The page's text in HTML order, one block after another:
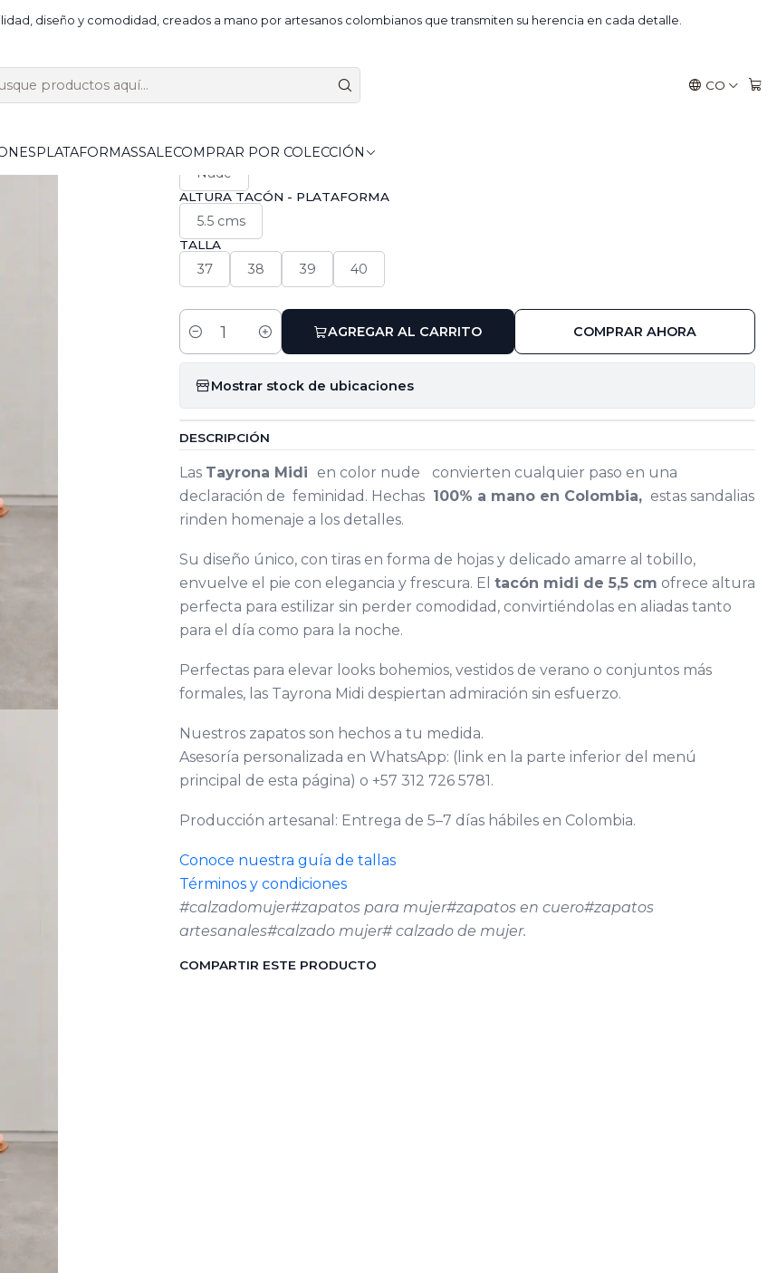
CO
PLATAFORMASSALECOMPRAR POR COLECCIÓN
diseño y comodidad, creados a mano por artesanos colombianos que transmiten su herencia en cada detalle.
colección Colombia Tierra Querida Tayrona Midi - Entrega inmediata
Tayrona Midi - Entrega inmediata
COLOR
Nude
ALTURA TACÓN - PLATAFORMA
5.5 cms
TALLA
37 38 39 40
Cantidad
AGREGAR AL CARRITO COMPRAR AHORA
Mostrar stock de ubicaciones
DESCRIPCIÓN
Las Tayrona Midi en color nude
convierten cualquier paso en una
declaración de feminidad. Hechas 100% a mano en Colombia, estas sandalias
rinden homenaje a los detalles.
Su diseño único, con tiras en forma de hojas y delicado amarre al tobillo,
envuelve el pie con elegancia y frescura. El tacón midi de 5,5 cm ofrece altura
perfecta para estilizar sin perder comodidad, convirtiéndolas en aliadas tanto
para el día como para la noche.
Perfectas para elevar looks bohemios, vestidos de verano o conjuntos más
formales, las Tayrona Midi despiertan admiración sin esfuerzo.
Nuestros zapatos son hechos a tu medida.
Asesoría personalizada en WhatsApp: (link en la parte inferior del menú
principal de esta página) o +57 312 726 5781.
Producción artesanal: Entrega de 5–7 días hábiles en Colombia.
Conoce nuestra guía de tallas
Términos y condiciones
#calzadomujer#zapatos para mujer#zapatos en cuero#zapatos
artesanales#calzado mujer# calzado de mujer.
COMPARTIR ESTE PRODUCTO